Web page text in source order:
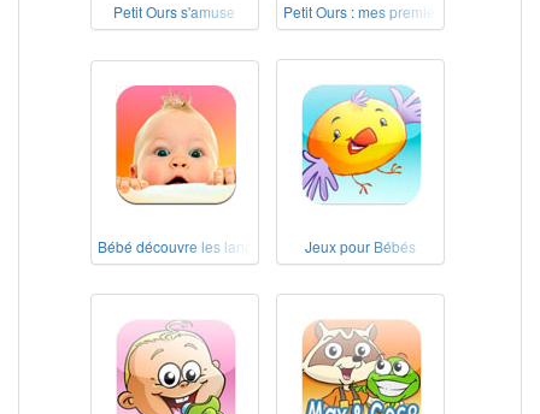
Petit Ours s'amuse Petit Ours : mes premiers jeux
Bébé découvre les langues Jeux pour Bébés